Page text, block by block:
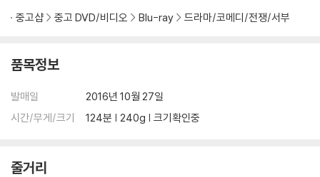
중고샵 중고 DVD/비디오 Blu-ray 드라마/코메디/전쟁/서부
품목정보
발매일
2016년 10월 27일
시간/무게/크기
124분 | 240g | 크기확인중
줄거리